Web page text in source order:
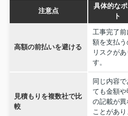
注意点
具体的な
ト
高額の前払いを避ける
工事完了
額を支払う
リスクがあ
す。
見積もりを複数社で比
較
同じ内容で
ても金額や
の記載が異
ことがあり